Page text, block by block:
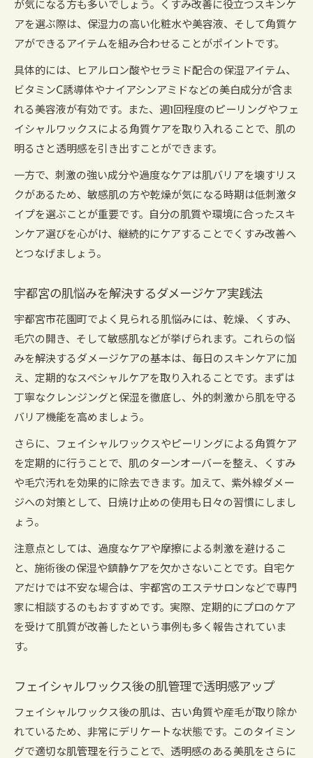
が気になる方も多いでしょう。くすみ改善に役立つスキンケ
アを選ぶ際は、保湿力の高い化粧水や美容液、そして角質ケ
アができるアイテムを組み合わせることがポイントです。
具体的には、ヒアルロン酸やセラミド配合の保湿アイテム、
ビタミンC誘導体やナイアシンアミドなどの美白成分が含ま
れる美容液が有効です。また、週1回程度のピーリングやフェ
イシャルワックスによる角質ケアを取り入れることで、肌の
明るさと透明感を引き出すことができます。
一方で、刺激の強い成分や過度なケアは肌バリアを壊すリス
クがあるため、敏感肌の方や乾燥が気になる時期は低刺激タ
イプを選ぶことが重要です。自分の肌質や環境に合ったスキ
ンケア選びを心がけ、継続的にケアすることでくすみ改善へ
とつなげましょう。
宇都宮の肌悩みを解決するダメージケア実践法
宇都宮市花園町でよく見られる肌悩みには、乾燥、くすみ、
毛穴の開き、そして敏感肌などが挙げられます。これらの悩
みを解決するダメージケアの基本は、毎日のスキンケアに加
え、定期的なスペシャルケアを取り入れることです。まずは
丁寧なクレンジングと保湿を徹底し、外的刺激から肌を守る
バリア機能を高めましょう。
さらに、フェイシャルワックスやピーリングによる角質ケア
を定期的に行うことで、肌のターンオーバーを整え、くすみ
や毛穴汚れを効果的に除去できます。加えて、紫外線ダメー
ジへの対策として、日焼け止めの使用も日々の習慣にしまし
ょう。
注意点としては、過度なケアや摩擦による刺激を避けるこ
と、施術後の保湿や鎮静ケアを欠かさないことです。自宅ケ
アだけでは不安な場合は、宇都宮のエステサロンなどで専門
家に相談するのもおすすめです。実際、定期的にプロのケア
を受けて肌質が改善したという事例も多く報告されていま
す。
フェイシャルワックス後の肌管理で透明感アップ
フェイシャルワックス後の肌は、古い角質や産毛が取り除か
れているため、非常にデリケートな状態です。このタイミン
グで適切な肌管理を行うことで、透明感のある美肌をさらに